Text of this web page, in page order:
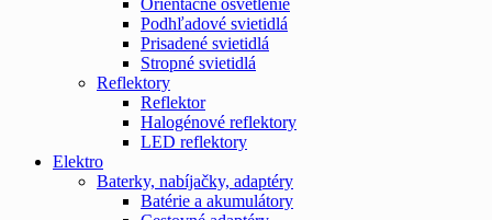
Podhľadové svietidlá
Prisadené svietidlá
Stropné svietidlá
Reflektory
Reflektor
Halogénové reflektory
LED reflektory
Elektro
Baterky, nabíjačky, adaptéry
Batérie a akumulátory